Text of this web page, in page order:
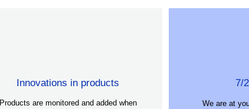
Innovations in products
Products are monitored and added when
7/
We are at